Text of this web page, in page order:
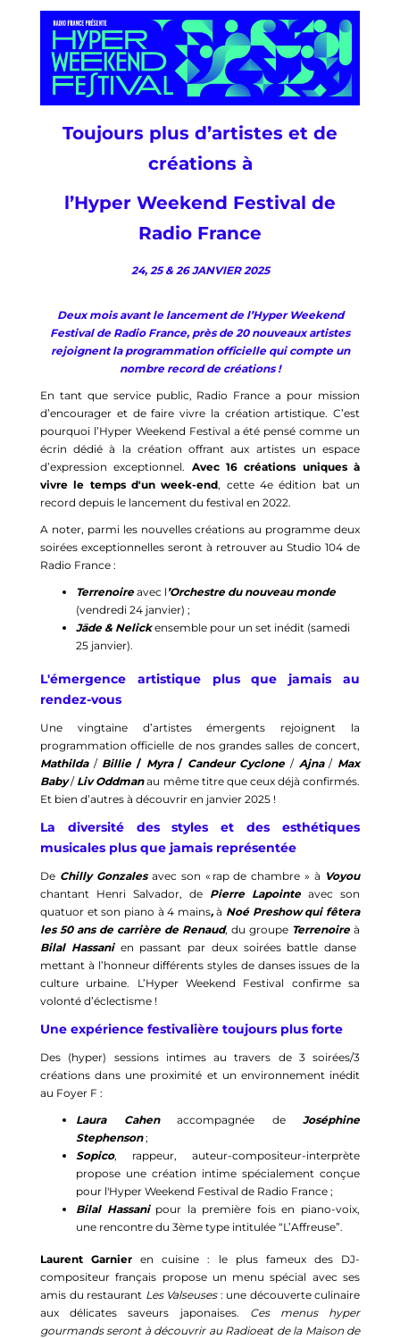
Toujours plus d’artistes et de
créations à
l’Hyper Weekend Festival de
Radio France
24, 25 & 26 JANVIER 2025
Deux mois avant le lancement de l’Hyper Weekend
Festival de Radio France, près de 20 nouveaux artistes
rejoignent la programmation officielle qui compte un
nombre record de créations !
En tant que service public, Radio France a pour mission
d’encourager et de faire vivre la création artistique. C’est
pourquoi l’Hyper Weekend Festival a été pensé comme un
écrin dédié à la création offrant aux artistes un espace
d’expression exceptionnel. Avec 16 créations uniques à
vivre le temps d'un week-end, cette 4e édition bat un
record depuis le lancement du festival en 2022.
A noter, parmi les nouvelles créations au programme deux
soirées exceptionnelles seront à retrouver au Studio 104 de
Radio France :
Terrenoire avec l ’Orchestre du nouveau monde
(vendredi 24 janvier) ;
Jäde & Nelickensemble pour un set inédit (samedi
25 janvier).
L'émergence artistique plus que jamais au
rendez-vous
Une vingtaine d’artistes émergents rejoignent la
programmation officielle de nos grandes salles de concert,
Mathilda/ Billie / Myra/ Candeur Cyclone / Ajna/ Max
Baby/ Liv Oddmanau même titre que ceux déjà confirmés.
Et bien d’autres à découvrir en janvier 2025 !
La diversité des styles et des esthétiques
musicales plus que jamais représentée
De Chilly Gonzalesavec son « rap de chambre » à Voyou
chantant Henri Salvador, de Pierre Lapointe avec son
quatuor et son piano à 4 mains,à Noé Preshow qui fêtera
les 50 ans de carrière de Renaud, du groupe Terrenoire à
Bilal Hassani en passant par deux soirées battle danse
mettant à l’honneur différents styles de danses issues de la
culture urbaine. L’Hyper Weekend Festival confirme sa
volonté d’éclectisme !
Une expérience festivalière toujours plus forte
Des (hyper) sessions intimes au travers de 3 soirées/3
créations dans une proximité et un environnement inédit
au Foyer F :
Laura Cahenaccompagnée deJoséphine
Stephenson;
Sopico, rappeur, auteur-compositeur-interprète
propose une création intime spécialement conçue
pour l'Hyper Weekend Festival de Radio France ;
Bilal Hassanipour la première fois en piano-voix,
une rencontre du 3ème type intitulée “L’Affreuse”.
Laurent Garnier en cuisine : le plus fameux des DJ-
compositeur français propose un menu spécial avec ses
amis du restaurant Les Valseuses: une découverte culinaire
aux délicates saveurs japonaises. Ces menus hyper
gourmands seront à découvrir au Radioeat de la Maison de